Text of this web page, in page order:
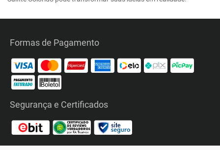
Formas de Pagamento
Segurança e Certificados